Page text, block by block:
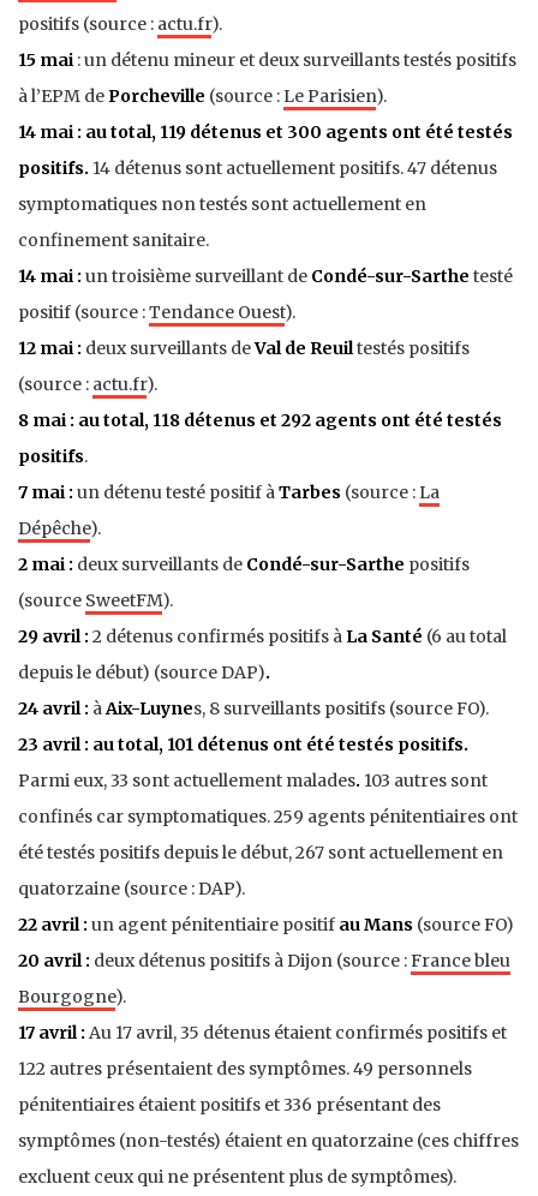
positifs (source : actu.fr).
15 mai : un détenu mineur et deux surveillants testés positifs
à l’EPM de Porcheville (source : Le Parisien).
14 mai : au total, 119 détenus et 300 agents ont été testés
positifs. 14 détenus sont actuellement positifs. 47 détenus
symptomatiques non testés sont actuellement en
confinement sanitaire.
14 mai : un troisième surveillant de Condé-sur-Sarthe testé
positif (source :Tendance Ouest).
12 mai : deux surveillants deVal de Reuiltestés positifs
(source : actu.fr).
8 mai : au total, 118 détenus et 292 agents ont été testés
positifs.
7 mai : un détenu testé positif à Tarbes (source : La
Dépêche).
2 mai : deux surveillants de Condé-sur-Sarthe positifs
(source SweetFM).
29 avril : 2 détenus confirmés positifs à La Santé (6 au total
depuis le début) (source DAP).
24 avril : à Aix-Luynes, 8 surveillants positifs (source FO).
23 avril : au total, 101 détenus ont été testés positifs.
Parmi eux, 33 sont actuellement malades. 103 autres sont
confinés car symptomatiques. 259 agents pénitentiaires ont
été testés positifs depuis le début, 267 sont actuellement en
quatorzaine (source : DAP).
22 avril : un agent pénitentiaire positif au Mans (source FO)
20 avril : deux détenus positifs à Dijon (source :France bleu
Bourgogne).
17 avril : Au 17 avril, 35 détenus étaient confirmés positifs et
122 autres présentaient des symptômes. 49 personnels
pénitentiaires étaient positifs et 336 présentant des
symptômes (non-testés) étaient en quatorzaine (ces chiffres
excluent ceux qui ne présentent plus de symptômes).